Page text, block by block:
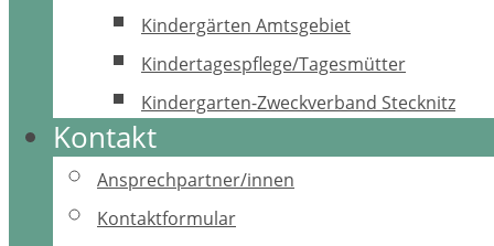
Kindergärten Amtsgebiet
Kindertagespflege/Tagesmütter
Kindergarten-Zweckverband Stecknitz
Kontakt
Ansprechpartner/innen
Kontaktformular